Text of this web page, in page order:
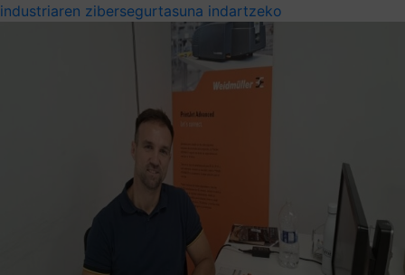
industriaren zibersegurtasuna indartzeko